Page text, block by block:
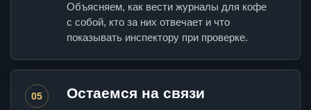
Объясняем, как вести журналы для кофе
с собой, кто за них отвечает и что
показывать инспектору при проверке.
05 Остаемся на связи